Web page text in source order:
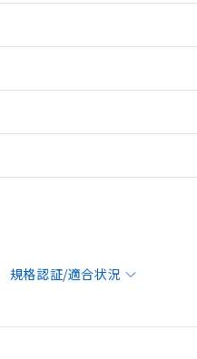
規格認証/適合状況